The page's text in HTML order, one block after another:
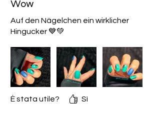
Wow
Auf den Nägelchen ein wirklicher
Hingucker 💙💚
È stata utile? Sì